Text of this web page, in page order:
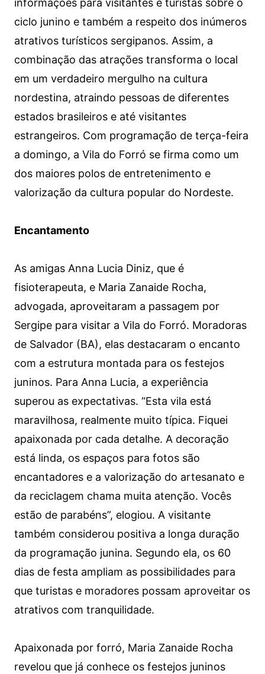
informações para visitantes e turistas sobre o
ciclo junino e também a respeito dos inúmeros
atrativos turísticos sergipanos. Assim, a
combinação das atrações transforma o local
em um verdadeiro mergulho na cultura
nordestina, atraindo pessoas de diferentes
estados brasileiros e até visitantes
estrangeiros. Com programação de terça-feira
a domingo, a Vila do Forró se firma como um
dos maiores polos de entretenimento e
valorização da cultura popular do Nordeste.
Encantamento
As amigas Anna Lucia Diniz, que é
fisioterapeuta, e Maria Zanaide Rocha,
advogada, aproveitaram a passagem por
Sergipe para visitar a Vila do Forró. Moradoras
de Salvador (BA), elas destacaram o encanto
com a estrutura montada para os festejos
juninos. Para Anna Lucia, a experiência
superou as expectativas. “Esta vila está
maravilhosa, realmente muito típica. Fiquei
apaixonada por cada detalhe. A decoração
está linda, os espaços para fotos são
encantadores e a valorização do artesanato e
da reciclagem chama muita atenção. Vocês
estão de parabéns”, elogiou. A visitante
também considerou positiva a longa duração
da programação junina. Segundo ela, os 60
dias de festa ampliam as possibilidades para
que turistas e moradores possam aproveitar os
atrativos com tranquilidade.
Apaixonada por forró, Maria Zanaide Rocha
revelou que já conhece os festejos juninos